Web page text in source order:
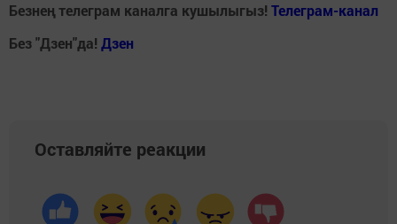
Безнең телеграм каналга кушылыгыз! Телеграм-канал
Без "Дзен"да! Дзен
Оставляйте реакции